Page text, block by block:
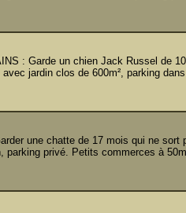
: Garde un chien Jack Russel de
avec jardin clos de 600m², parking
une chatte de 17 mois qui ne sort
parking privé. Petits commerces à